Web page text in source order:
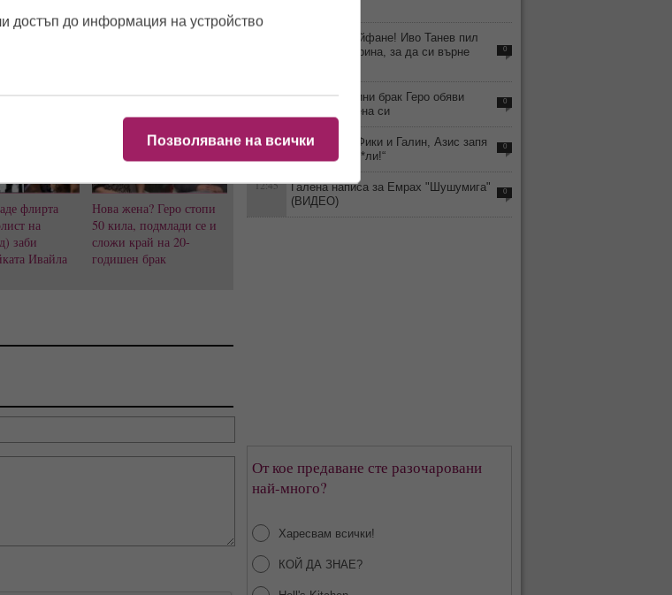
флирта
на
заби
Ивайла
Нова жена? Геро стопи
50 кила, подмлади се и
сложи край на 20-
годишен брак
Смрад и драйфане! Иво Танев пил
магарешка урина, за да си върне
0
16:00
След 18 години брак Геро обяви
развода с жена си
0
11:58
На фона на Фики и Галин, Азис запя
„Аман от пед*ли!“
0
12:45
Галена написа за Емрах "Шушумига"
(ВИДЕО)
0
От кое предаване сте разочаровани
най-много?
Харесвам всички!
КОЙ ДА ЗНАЕ?
достъп до информация на устройство
Позволяване на всички